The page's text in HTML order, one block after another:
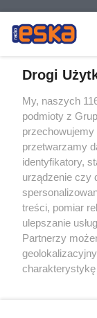
Żaden utwór
rozpowszechniany
tym także
eksploatacji w
Internecie bez
wykorzystanie
tzn. bez właściwej
ścigane prawnie.
Drogi
My, naszych
podmioty z
przetwarzamy
identyfikatory,
urządzenie czy
treści, pomiar
ulepszanie
Partnerzy